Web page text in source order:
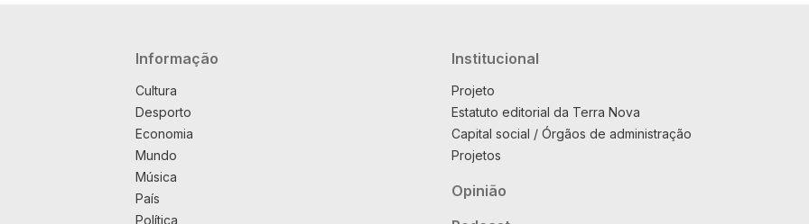
Navegação principal
Informação
Cultura
Desporto
Economia
Mundo
Música
País
Política
Institucional
Projeto
Estatuto editorial da Terra Nova
Capital social / Órgãos de administração
Projetos
Opinião